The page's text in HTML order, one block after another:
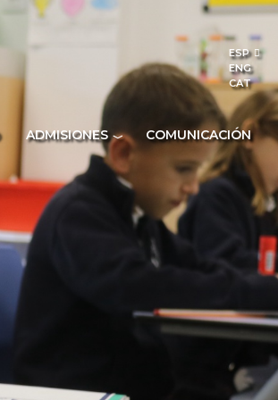
ESP
ENG
CAT
ADMISIONES COMUNICACIÓN